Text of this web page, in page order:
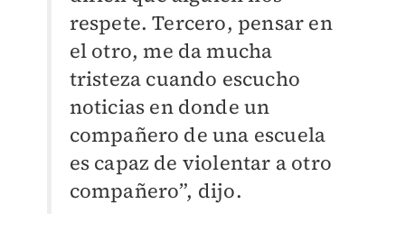
respete. Tercero, pensar en
el otro, me da mucha
tristeza cuando escucho
noticias en donde un
compañero de una escuela
es capaz de violentar a otro
compañero”, dijo.